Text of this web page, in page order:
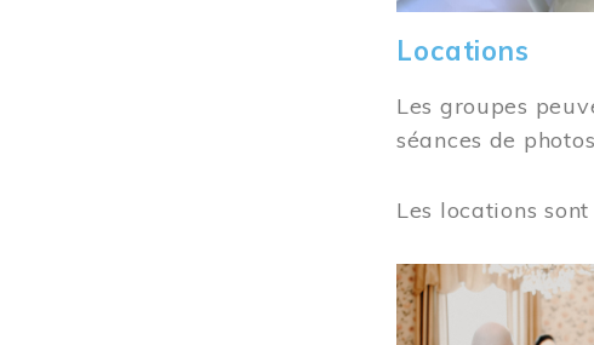
Locations
Les groupes
séances de
Les locations
Image